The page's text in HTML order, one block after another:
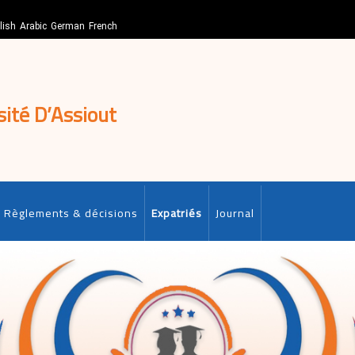
Arabic German French
D’Assiout
Règlements & décisions Expatriés Journal